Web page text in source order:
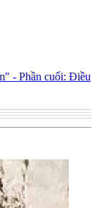
- Phần cuối: Điều